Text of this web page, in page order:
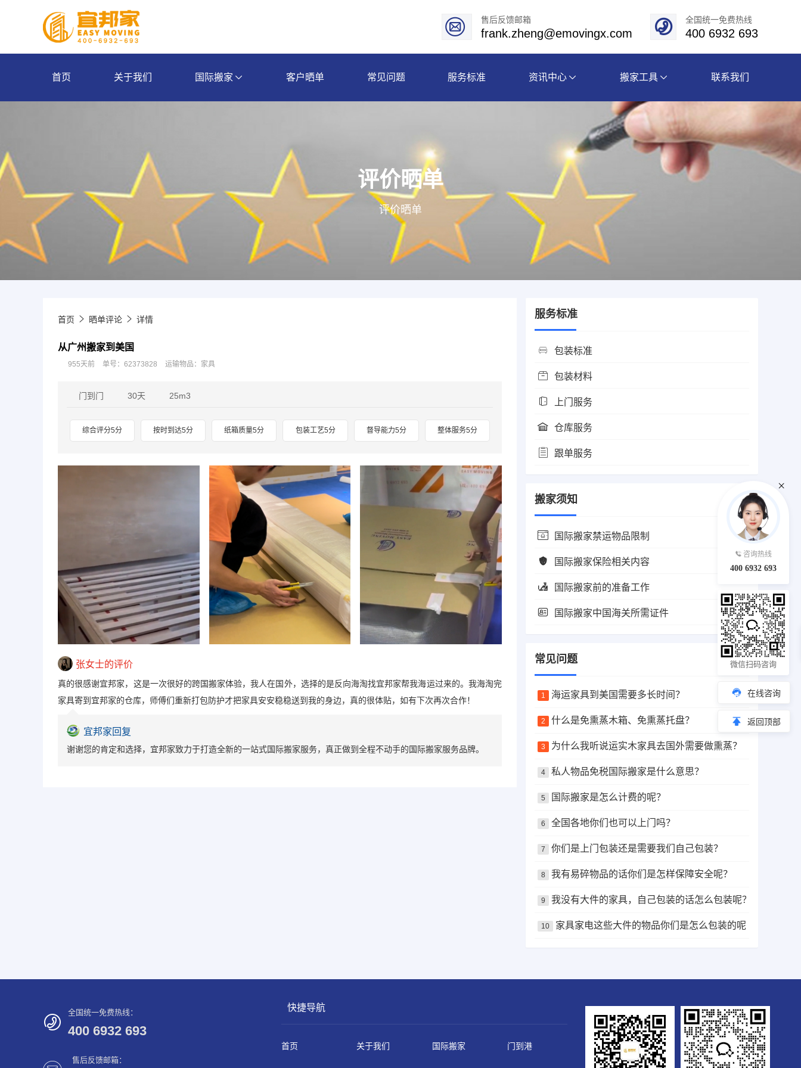
售后反馈邮箱
frank.zheng@emovingx.com
全国统一免费热线
400 6932 693
首页 关于我们 国际搬家 客户晒单 常见问题 服务标准 资讯中心 搬家工具 联系我们
评价晒单
评价晒单
首页 晒单评论 详情
从广州搬家到美国
955天前 单号：62373828 运输物品：家具
门到门 30天 25m3
综合评分5分 按时到达5分 纸箱质量5分 包装工艺5分 督导能力5分 整体服务5分
张女士的评价
真的很感谢宜邦家，这是一次很好的跨国搬家体验，我人在国外，选择的是反向海淘找宜邦家帮我海运过来的。我海淘完
家具寄到宜邦家的仓库，师傅们重新打包防护才把家具安安稳稳送到我的身边，真的很体贴，如有下次再次合作！
宜邦家回复
谢谢您的肯定和选择，宜邦家致力于打造全新的一站式国际搬家服务，真正做到全程不动手的国际搬家服务品牌。
服务标准
包装标准
包装材料
上门服务
仓库服务
跟单服务
搬家须知
国际搬家禁运物品限制
国际搬家保险相关内容
国际搬家前的准备工作
国际搬家中国海关所需证件
常见问题
1 海运家具到美国需要多长时间？
2 什么是免熏蒸木箱、免熏蒸托盘？
3 为什么我听说运实木家具去国外需要做熏蒸？
4 私人物品免税国际搬家是什么意思？
5 国际搬家是怎么计费的呢？
6 全国各地你们也可以上门吗？
7 你们是上门包装还是需要我们自己包装？
8 我有易碎物品的话你们是怎样保障安全呢？
9 我没有大件的家具，自己包装的话怎么包装呢？
10 家具家电这些大件的物品你们是怎么包装的呢？
全国统一免费热线：
400 6932 693
售后反馈邮箱：
快捷导航
首页 关于我们 国际搬家 门到港
咨询热线
400 6932 693
微信扫码咨询
在线咨询
返回顶部